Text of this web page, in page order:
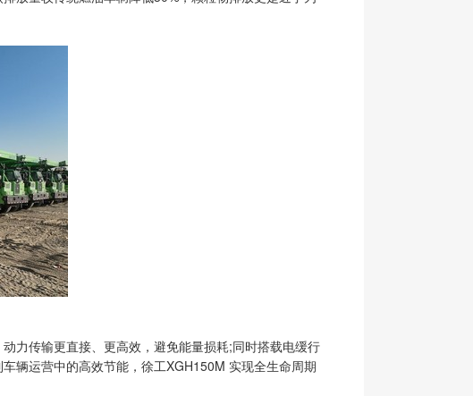
力传输更直接、更高效，避免能量损耗;同时搭载电缓行
辆运营中的高效节能，徐工XGH150M 实现全生命周期